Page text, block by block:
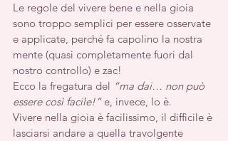
Le regole del vivere bene e nella gioia
sono troppo semplici per essere osservate
e applicate, perché fa capolino la nostra
mente (quasi completamente fuori dal
nostro controllo) e zac!
Ecco la fregatura del “ma dai… non può
essere così facile!” e, invece, lo è.
Vivere nella gioia è facilissimo, il difficile è
lasciarsi andare a quella travolgente